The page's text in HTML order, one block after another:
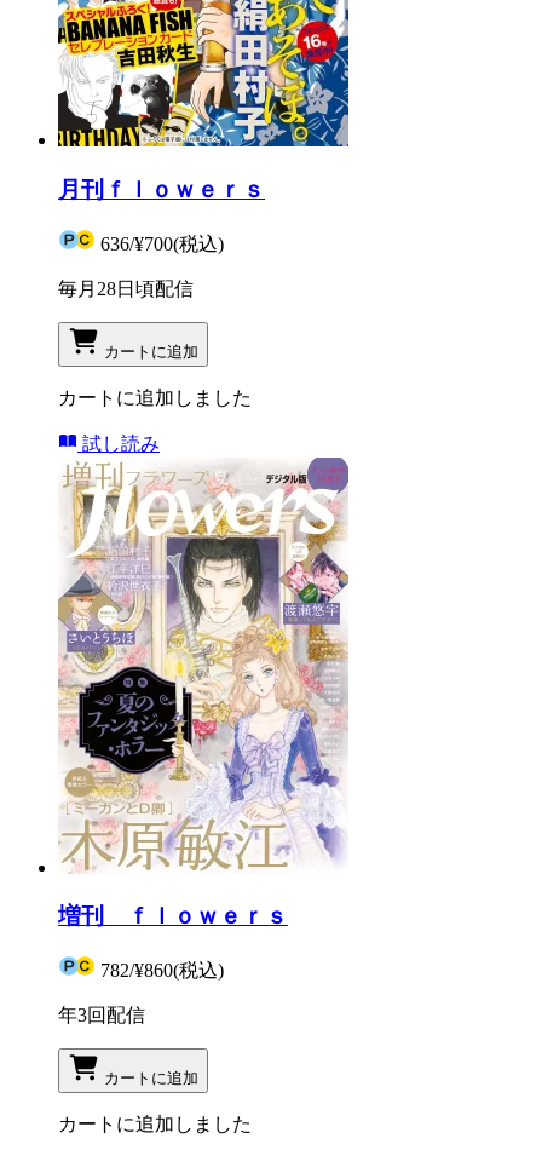
月刊ｆｌｏｗｅｒｓ
636/¥700(税込)
毎月28日頃配信
カートに追加
カートに追加しました
試し読み
増刊 ｆｌｏｗｅｒｓ
782/¥860(税込)
年3回配信
カートに追加
カートに追加しました